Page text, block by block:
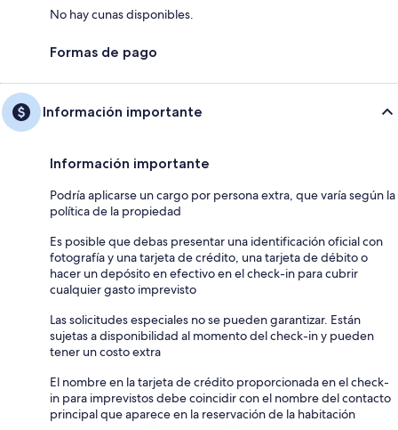
No hay cunas disponibles.
Formas de pago
Información importante
Información importante
Podría aplicarse un cargo por persona extra, que varía según la
política de la propiedad
Es posible que debas presentar una identificación oficial con
fotografía y una tarjeta de crédito, una tarjeta de débito o
hacer un depósito en efectivo en el check-in para cubrir
cualquier gasto imprevisto
Las solicitudes especiales no se pueden garantizar. Están
sujetas a disponibilidad al momento del check-in y pueden
tener un costo extra
El nombre en la tarjeta de crédito proporcionada en el check-
in para imprevistos debe coincidir con el nombre del contacto
principal que aparece en la reservación de la habitación